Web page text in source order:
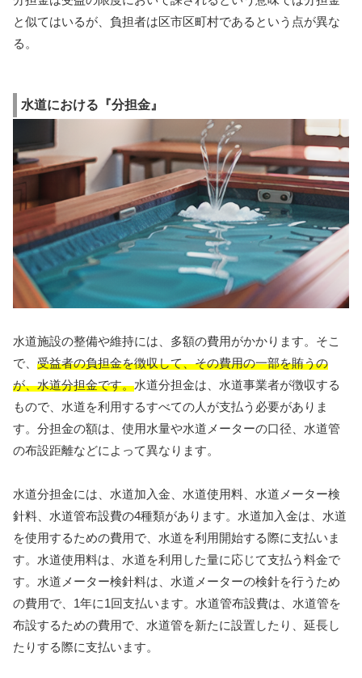
と似てはいるが、負担者は区市区町村であるという点が異な
る。
水道における『分担金』
水道施設の整備や維持には、多額の費用がかかります。そこ
で、 受益者の負担金を徴収して、その費用の一部を賄うの
が、水道分担金です。水道分担金は、水道事業者が徴収する
もので、水道を利用するすべての人が支払う必要がありま
す。分担金の額は、使用水量や水道メーターの口径、水道管
の布設距離などによって異なります。
水道分担金には、水道加入金、水道使用料、水道メーター検
針料、水道管布設費の4種類があります。水道加入金は、水道
を使用するための費用で、水道を利用開始する際に支払いま
す。水道使用料は、水道を利用した量に応じて支払う料金で
す。水道メーター検針料は、水道メーターの検針を行うため
の費用で、1年に1回支払います。水道管布設費は、水道管を
布設するための費用で、水道管を新たに設置したり、延長し
たりする際に支払います。